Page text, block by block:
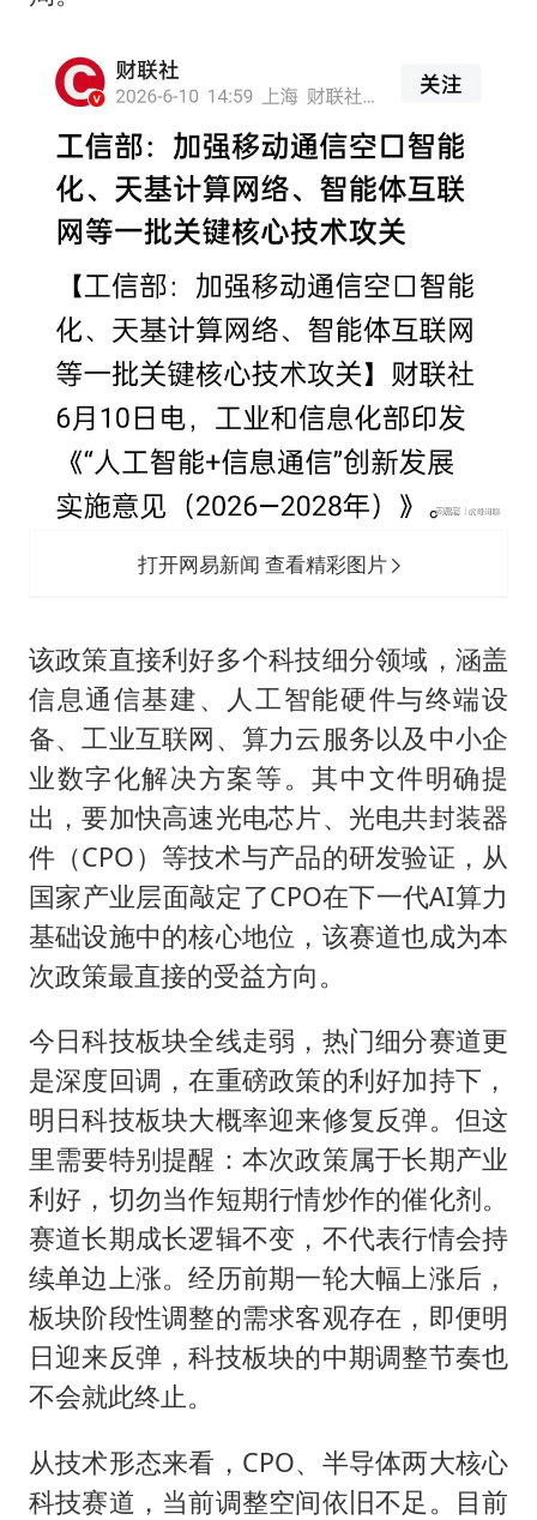
打开网易新闻 查看精彩图片
该政策直接利好多个科技细分领域，涵盖
信息通信基建、人工智能硬件与终端设
备、工业互联网、算力云服务以及中小企
业数字化解决方案等。其中文件明确提
出，要加快高速光电芯片、光电共封装器
件（CPO）等技术与产品的研发验证，从
国家产业层面敲定了CPO在下一代AI算力
基础设施中的核心地位，该赛道也成为本
次政策最直接的受益方向。
今日科技板块全线走弱，热门细分赛道更
是深度回调，在重磅政策的利好加持下，
明日科技板块大概率迎来修复反弹。但这
里需要特别提醒：本次政策属于长期产业
利好，切勿当作短期行情炒作的催化剂。
赛道长期成长逻辑不变，不代表行情会持
续单边上涨。经历前期一轮大幅上涨后，
板块阶段性调整的需求客观存在，即便明
日迎来反弹，科技板块的中期调整节奏也
不会就此终止。
从技术形态来看，CPO、半导体两大核心
科技赛道，当前调整空间依旧不足。目前